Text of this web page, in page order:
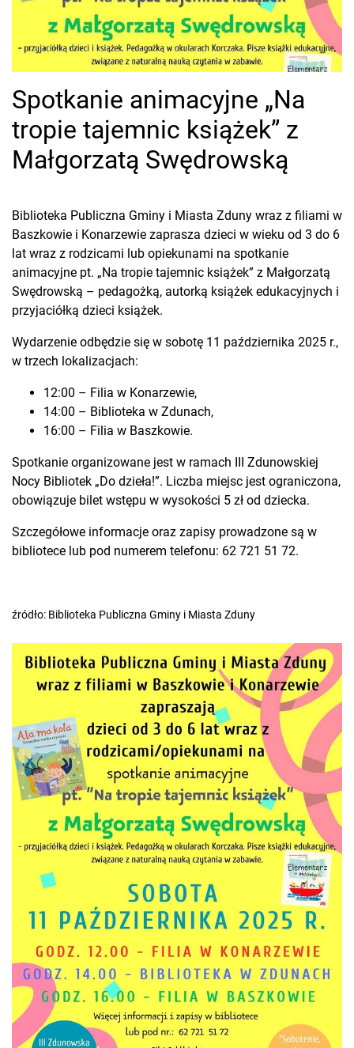
Spotkanie animacyjne „Na
tropie tajemnic książek” z
Małgorzatą Swędrowską
Biblioteka Publiczna Gminy i Miasta Zduny wraz z filiami w
Baszkowie i Konarzewie zaprasza dzieci w wieku od 3 do 6
lat wraz z rodzicami lub opiekunami na spotkanie
animacyjne pt. „Na tropie tajemnic książek” z Małgorzatą
Swędrowską – pedagożką, autorką książek edukacyjnych i
przyjaciółką dzieci książek.
Wydarzenie odbędzie się w sobotę 11 października 2025 r.,
w trzech lokalizacjach:
12:00 – Filia w Konarzewie,
14:00 – Biblioteka w Zdunach,
16:00 – Filia w Baszkowie.
Spotkanie organizowane jest w ramach III Zdunowskiej
Nocy Bibliotek „Do dzieła!”. Liczba miejsc jest ograniczona,
obowiązuje bilet wstępu w wysokości 5 zł od dziecka.
Szczegółowe informacje oraz zapisy prowadzone są w
bibliotece lub pod numerem telefonu: 62 721 51 72.
źródło: Biblioteka Publiczna Gminy i Miasta Zduny